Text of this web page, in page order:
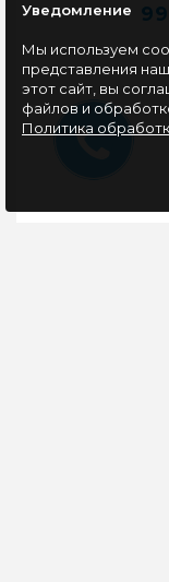
Уведомление
Мы используем
представления
этот сайт, вы
файлов и
Политика